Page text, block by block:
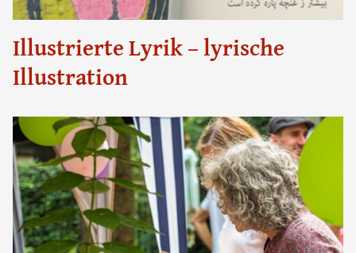
Illustrierte Lyrik – lyrische
Illustration